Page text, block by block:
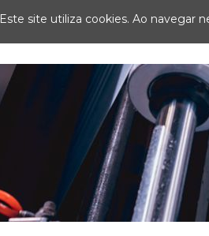
Este site utiliza cookies. Ao navegar